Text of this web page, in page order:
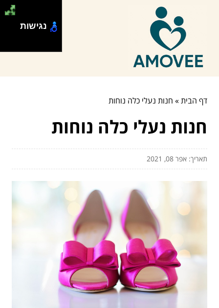
דף הבית» חנות נעלי כלה נוחות
חנות נעלי כלה נוחות
תאריך: אפר 08, 2021
נגישות